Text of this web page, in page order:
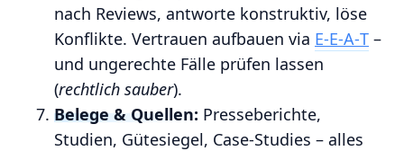
nach Reviews, antworte konstruktiv, löse
Konflikte. Vertrauen aufbauen via E‑E‑A‑T –
und ungerechte Fälle prüfen lassen
(rechtlich sauber).
Belege & Quellen: Presseberichte,
Studien, Gütesiegel, Case‑Studies – alles